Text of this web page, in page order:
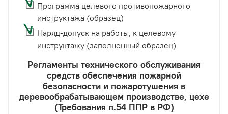
Программа целевого противопожарного
инструктажа (образец)
Наряд-допуск на работы, к целевому
инструктажу (заполненный образец)
Регламенты технического обслуживания
средств обеспечения пожарной
безопасности и пожаротушения в
деревообрабатывающем производстве, цехе
(Требования п.54 ППР в РФ)